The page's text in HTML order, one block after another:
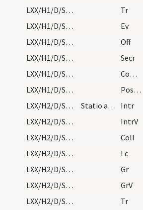
LXX/H1/D/Septuagesima/M2/Mass Propers
Tr
LXX/H1/D/Septuagesima/M2/Mass Propers
Ev
LXX/H1/D/Septuagesima/M2/Mass Propers
Off
LXX/H1/D/Septuagesima/M2/Mass Propers
Secr
LXX/H1/D/Septuagesima/M2/Mass Propers
Comm
LXX/H1/D/Septuagesima/M2/Mass Propers
Postcomm
LXX/H2/D/Sexagesima/M2/Mass Propers
Statio ad sanctum Paulum Intr
LXX/H2/D/Sexagesima/M2/Mass Propers
IntrV
LXX/H2/D/Sexagesima/M2/Mass Propers
Coll
LXX/H2/D/Sexagesima/M2/Mass Propers
Lc
LXX/H2/D/Sexagesima/M2/Mass Propers
Gr
LXX/H2/D/Sexagesima/M2/Mass Propers
GrV
LXX/H2/D/Sexagesima/M2/Mass Propers
Tr